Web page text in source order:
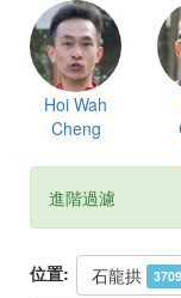
Hoi Wah
Cheng
進階過濾
位置: 石龍拱 3709